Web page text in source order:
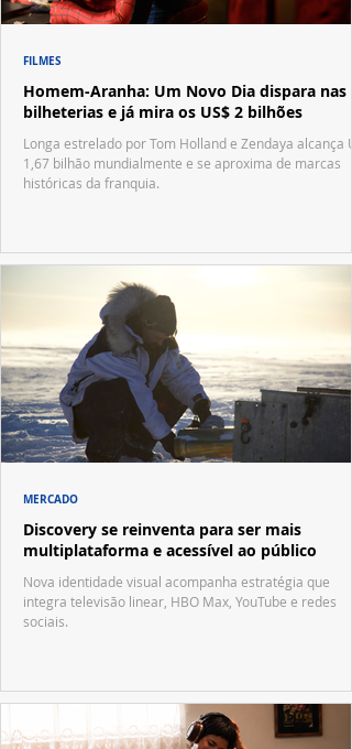
Homem-Aranha: Um Novo Dia dispara nas
bilheterias e já mira os US$ 2 bilhões
Longa estrelado por Tom Holland e Zendaya alcança
1,67 bilhão mundialmente e se aproxima de marcas
históricas da franquia.
FILMES
Discovery se reinventa para ser mais
multiplataforma e acessível ao público
Nova identidade visual acompanha estratégia que
integra televisão linear, HBO Max, YouTube e redes
sociais.
MERCADO